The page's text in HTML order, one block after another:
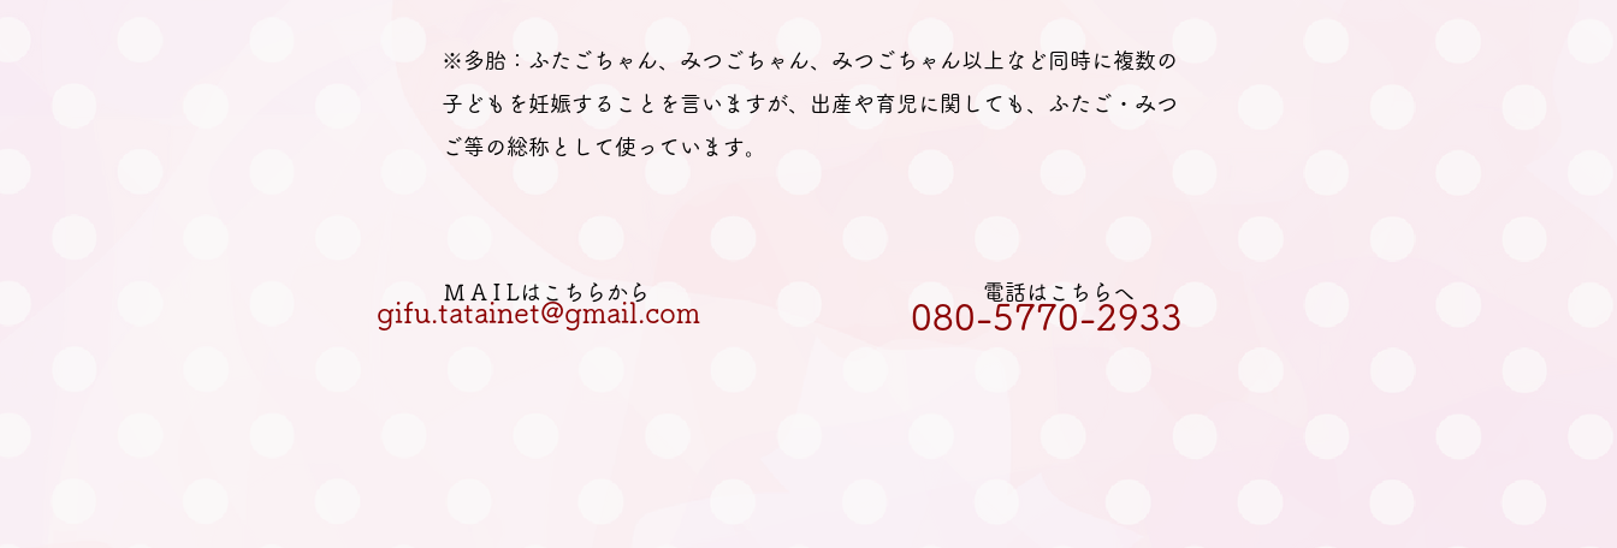
※多胎：ふたごちゃん、みつごちゃん、みつごちゃん以上など同時に複数の
子どもを妊娠することを言いますが、出産や育児に関しても、ふたご・みつ
ご等の総称として使っています。
電話はこちらへ
080-5770-2933
M A I Lはこちらから
gifu.tatainet@gmail.com